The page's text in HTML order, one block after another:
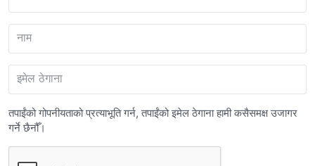
नाम
इमेल ठेगाना
तपाईंको गोपनीयताको प्रत्याभूति गर्न, तपाईंको इमेल ठेगाना हामी कसैसमक्ष उजागर
गर्ने छैनौँ।